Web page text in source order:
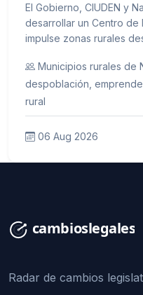
El Gobierno, CIUDEN y
desarrollar un Centro de
impulse zonas rurales
Municipios rurales de
despoblación,
rural
06 Aug 2026
Radar de cambios